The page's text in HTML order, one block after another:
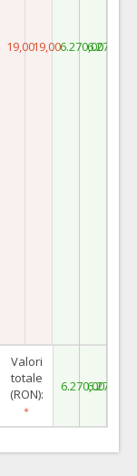
19,0019,006.270,006.270,00
Valori
totale
(RON):
*
6.270,006.270,00